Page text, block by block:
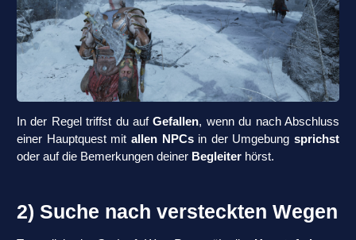
In der Regel triffst du aufGefallen, wenn du nach Abschluss
einer Hauptquest mit allen NPCsin der Umgebung sprichst
oder auf die Bemerkungen deiner Begleiter hörst.
2) Suche nach versteckten Wegen